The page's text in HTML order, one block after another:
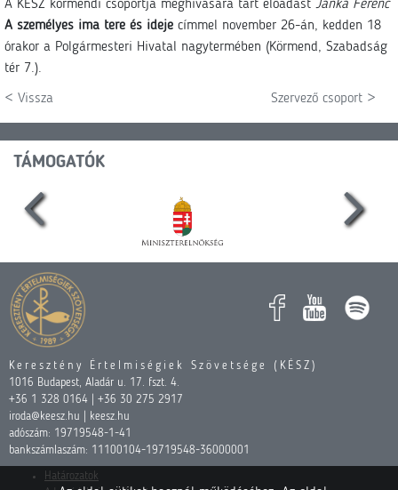
A KÉSZ körmendi csoportja meghívására tart előadást Janka Ferenc
A személyes ima tere és ideje címmel november 26-án, kedden 18
órakor a Polgármesteri Hivatal nagytermében (Körmend, Szabadság
tér 7.).
< Vissza Szervező csoport >
TÁMOGATÓK
Keresztény Értelmiségiek Szövetsége (KÉSZ)
1016 Budapest, Aladár u. 17. fszt. 4.
+36 1 328 0164 | +36 30 275 2917
iroda@keesz.hu | keesz.hu
adószám: 19719548-1-41
bankszámlaszám: 11100104-19719548-36000001
Határozatok